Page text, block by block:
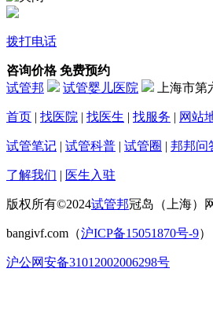
拨打电话
咨询价格 免费预约
试管邦
试管婴儿医院 上海市
首页 | 找医院 | 找医生 | 找服务 | 网站
试管笔记 | 试管科普 | 试管圈 | 邦邦问
了解我们 | 医生入驻
版权所有©2024试管邦冠岛（上海）
bangivf.com（沪ICP备15051870号-9）
沪公网安备31012002006298号